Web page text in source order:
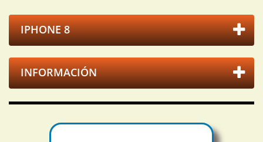
IPHONE 8
INFORMACIÓN